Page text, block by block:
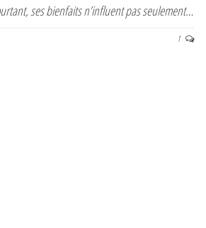
ses bienfaits n’influent pas seulement…
1